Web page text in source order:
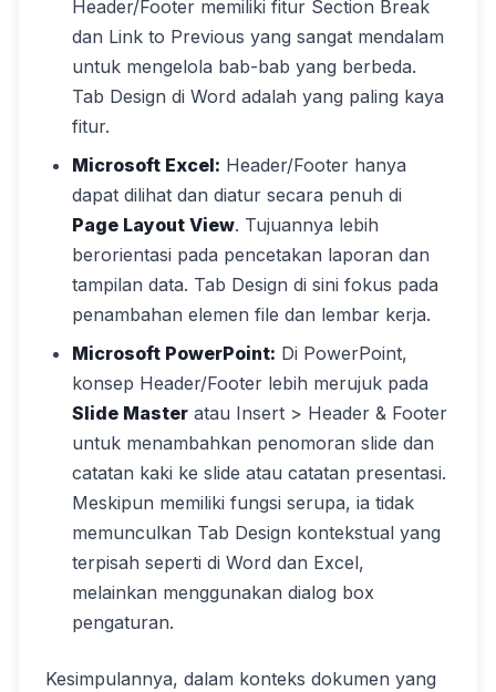
Header/Footer memiliki fitur Section Break
dan Link to Previous yang sangat mendalam
untuk mengelola bab-bab yang berbeda.
Tab Design di Word adalah yang paling kaya
fitur.
Microsoft Excel: Header/Footer hanya
dapat dilihat dan diatur secara penuh di
Page Layout View. Tujuannya lebih
berorientasi pada pencetakan laporan dan
tampilan data. Tab Design di sini fokus pada
penambahan elemen file dan lembar kerja.
Microsoft PowerPoint: Di PowerPoint,
konsep Header/Footer lebih merujuk pada
Slide Master atau Insert > Header & Footer
untuk menambahkan penomoran slide dan
catatan kaki ke slide atau catatan presentasi.
Meskipun memiliki fungsi serupa, ia tidak
memunculkan Tab Design kontekstual yang
terpisah seperti di Word dan Excel,
melainkan menggunakan dialog box
pengaturan.
Kesimpulannya, dalam konteks dokumen yang